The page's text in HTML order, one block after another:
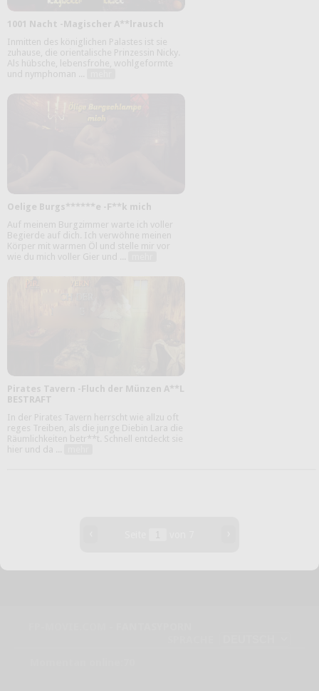
1001 Nacht -Magischer A**lrausch
Inmitten des königlichen Palastes ist sie
zuhause, die orientalische Prinzessin Nicky.
Als hübsche, lebensfrohe, wohlgeformte
und nymphoman ...
Oelige Burgs******e -F**k mich
Auf meinem Burgzimmer warte ich voller
Begierde auf dich. Ich verwöhne meinen
Körper mit warmen Öl und stelle mir vor
wie du mich voller Gier und ...
Pirates Tavern -Fluch der Münzen A**L
BESTRAFT
In der Pirates Tavern herrscht wie allzu oft
reges Treiben, als die junge Diebin Lara die
Räumlichkeiten betr**t. Schnell entdeckt sie
hier und da ...